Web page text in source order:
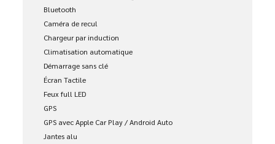
Bluetooth
Caméra de recul
Chargeur par induction
Climatisation automatique
Démarrage sans clé
Écran Tactile
Feux full LED
GPS
GPS avec Apple Car Play / Android Auto
Jantes alu